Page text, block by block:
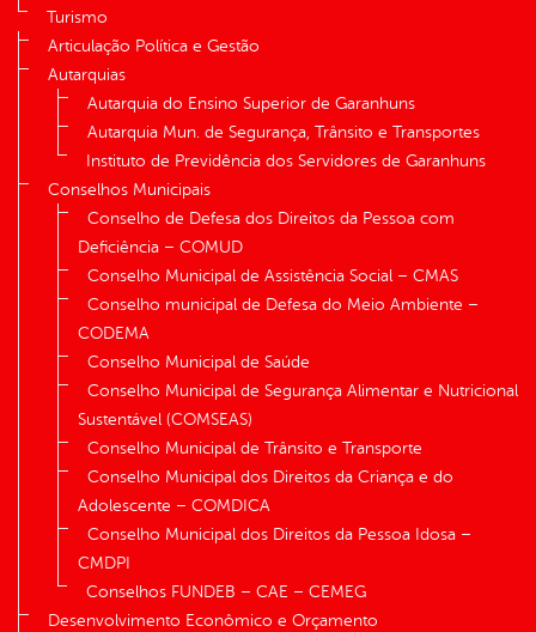
Turismo
Articulação Política e Gestão
Autarquias
Autarquia do Ensino Superior de Garanhuns
Autarquia Mun. de Segurança, Trânsito e Transportes
Instituto de Previdência dos Servidores de Garanhuns
Conselhos Municipais
Conselho de Defesa dos Direitos da Pessoa com
Deficiência – COMUD
Conselho Municipal de Assistência Social – CMAS
Conselho municipal de Defesa do Meio Ambiente –
CODEMA
Conselho Municipal de Saúde
Conselho Municipal de Segurança Alimentar e Nutricional
Sustentável (COMSEAS)
Conselho Municipal de Trânsito e Transporte
Conselho Municipal dos Direitos da Criança e do
Adolescente – COMDICA
Conselho Municipal dos Direitos da Pessoa Idosa –
CMDPI
Conselhos FUNDEB – CAE – CEMEG
Desenvolvimento Econômico e Orçamento